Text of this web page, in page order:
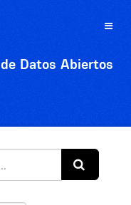
Toggle
Datos Abiertos